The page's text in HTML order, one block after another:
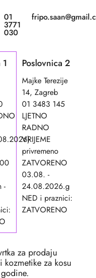
01
3771
030
-
Poslovnica 2
Majke Terezije
14, Zagreb
01 3483 145
LJETNO
RADNO
VRIJEME
privremeno
ZATVORENO
03.08. -
24.08.2026.g
NED i praznici:
ZATVORENO
za prodaju
za kosu